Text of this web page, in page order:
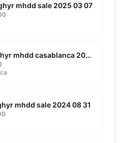
mhdd sale 2025 03 07
652 non defini ghyr mhdd casablanca 2025 07 18
mhdd sale 2024 08 31